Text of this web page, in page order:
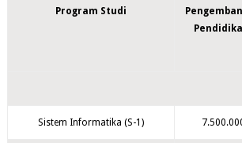
Program Studi
Sistem Informatika (S-1)